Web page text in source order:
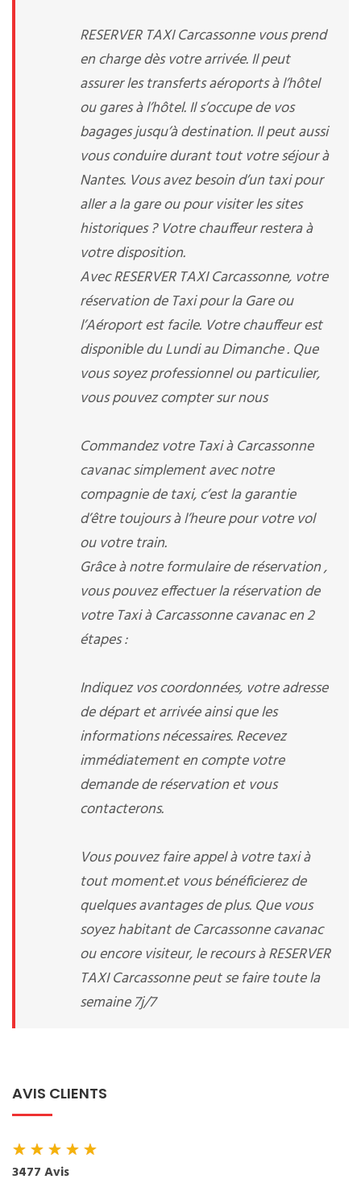
RESERVER TAXI Carcassonne vous prend
en charge dès votre arrivée. Il peut
assurer les transferts aéroports à l’hôtel
ou gares à l’hôtel. Il s’occupe de vos
bagages jusqu’à destination. Il peut aussi
vous conduire durant tout votre séjour à
Nantes. Vous avez besoin d’un taxi pour
aller a la gare ou pour visiter les sites
historiques ? Votre chauffeur restera à
votre disposition.
Avec RESERVER TAXI Carcassonne, votre
réservation de Taxi pour la Gare ou
l’Aéroport est facile. Votre chauffeur est
disponible du Lundi au Dimanche . Que
vous soyez professionnel ou particulier,
vous pouvez compter sur nous
Commandez votre Taxi à Carcassonne
cavanac simplement avec notre
compagnie de taxi, c’est la garantie
d’être toujours à l’heure pour votre vol
ou votre train.
Grâce à notre formulaire de réservation ,
vous pouvez effectuer la réservation de
votre Taxi à Carcassonne cavanac en 2
étapes :
Indiquez vos coordonnées, votre adresse
de départ et arrivée ainsi que les
informations nécessaires. Recevez
immédiatement en compte votre
demande de réservation et vous
contacterons.
Vous pouvez faire appel à votre taxi à
tout moment.et vous bénéficierez de
quelques avantages de plus. Que vous
soyez habitant de Carcassonne cavanac
ou encore visiteur, le recours à RESERVER
TAXI Carcassonne peut se faire toute la
semaine 7j/7
AVIS CLIENTS
★★★★★
3477 Avis